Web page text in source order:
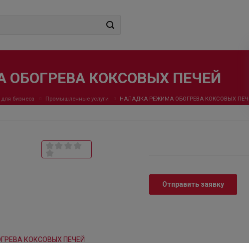
КОКСОВЫХ ПЕЧЕЙ
бизнеса Промышленные услуги НАЛАДКА РЕЖИМА ОБОГРЕВА КОКСОВЫХ
Отправить заявку